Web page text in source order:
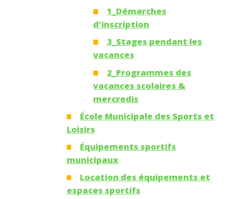
1_Démarches
d'inscription
3_Stages pendant les
vacances
2_Programmes des
vacances scolaires &
mercredis
École Municipale des Sports et
Loisirs
Équipements sportifs
municipaux
Location des équipements et
espaces sportifs